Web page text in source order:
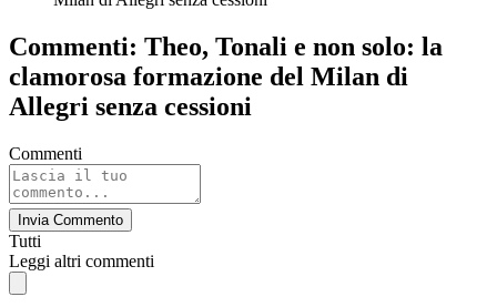
Commenti: Theo, Tonali e non solo: la
clamorosa formazione del Milan di
Allegri senza cessioni
Commenti
Invia Commento
Tutti
Leggi altri commenti